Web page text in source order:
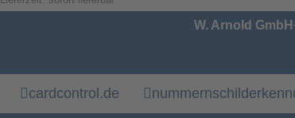
W. Arnold GmbH
cardcontrol.de